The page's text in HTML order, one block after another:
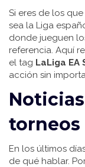
Si eres de los
sea la Liga
donde jueguen
referencia. Aquí
el tag LaLiga EA
acción sin
En los últimos
de qué hablar.